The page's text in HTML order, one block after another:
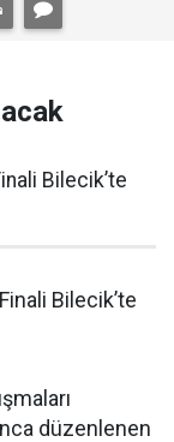
Bilecik’te
Bilecik’te
düzenlenen